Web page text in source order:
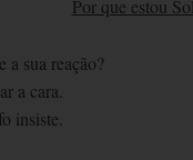
Por que estou
a sua reação?
a cara.
insiste.